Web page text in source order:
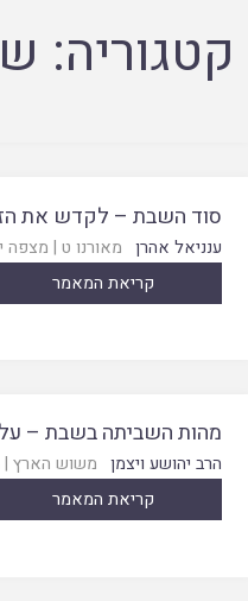
קטגוריה:
סוד השבת – לקדש את
ענניאל אהרן מאורנו ט | מצפה
קריאת המאמר
מהות השביתה בשבת –
הרב יהושע ויצמן משוש הארץ |
קריאת המאמר